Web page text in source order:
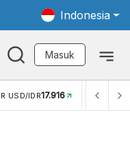
Indonesia
Masuk
USD/IDR17.916 INFLASI